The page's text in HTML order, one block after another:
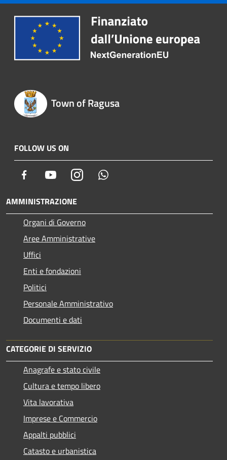
Town of Ragusa
FOLLOW US ON
Facebook YoutubeInstagram
AMMINISTRAZIONE
Organi di Governo
Aree Amministrative
Uffici
Enti e fondazioni
Politici
Personale Amministrativo
Documenti e dati
CATEGORIE DI SERVIZIO
Anagrafe e stato civile
Cultura e tempo libero
Vita lavorativa
Imprese e Commercio
Appalti pubblici
Catasto e urbanistica